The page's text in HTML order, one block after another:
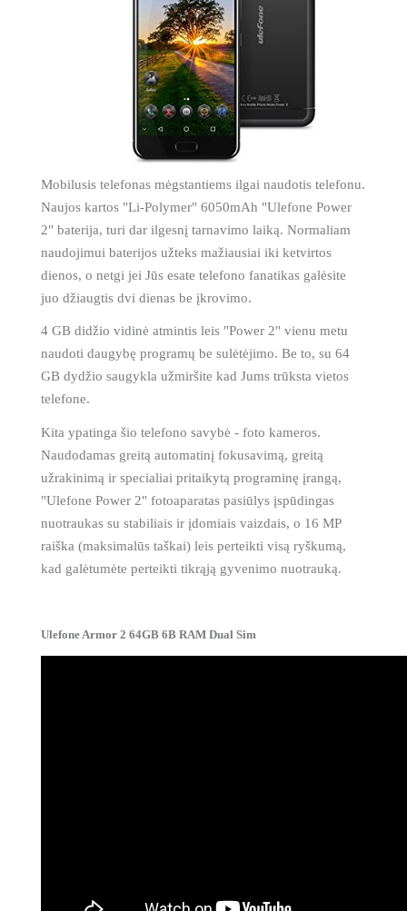
Mobilusis telefonas mėgstantiems ilgai naudotis telefonu.
Naujos kartos "Li-Polymer" 6050mAh "Ulefone Power
2" baterija, turi dar ilgesnį tarnavimo laiką. Normaliam
naudojimui baterijos užteks mažiausiai iki ketvirtos
dienos, o netgi jei Jūs esate telefono fanatikas galėsite
juo džiaugtis dvi dienas be įkrovimo.
4 GB didžio vidinė atmintis leis "Power 2" vienu metu
naudoti daugybę programų be sulėtėjimo. Be to, su 64
GB dydžio saugykla užmiršite kad Jums trūksta vietos
telefone.
Kita ypatinga šio telefono savybė - foto kameros.
Naudodamas greitą automatinį fokusavimą, greitą
užrakinimą ir specialiai pritaikytą programinę įrangą,
"Ulefone Power 2" fotoaparatas pasiūlys įspūdingas
nuotraukas su stabiliais ir įdomiais vaizdais, o 16 MP
raiška (maksimalūs taškai) leis perteikti visą ryškumą,
kad galėtumėte perteikti tikrąją gyvenimo nuotrauką.
Ulefone Armor 2 64GB 6B RAM Dual Sim